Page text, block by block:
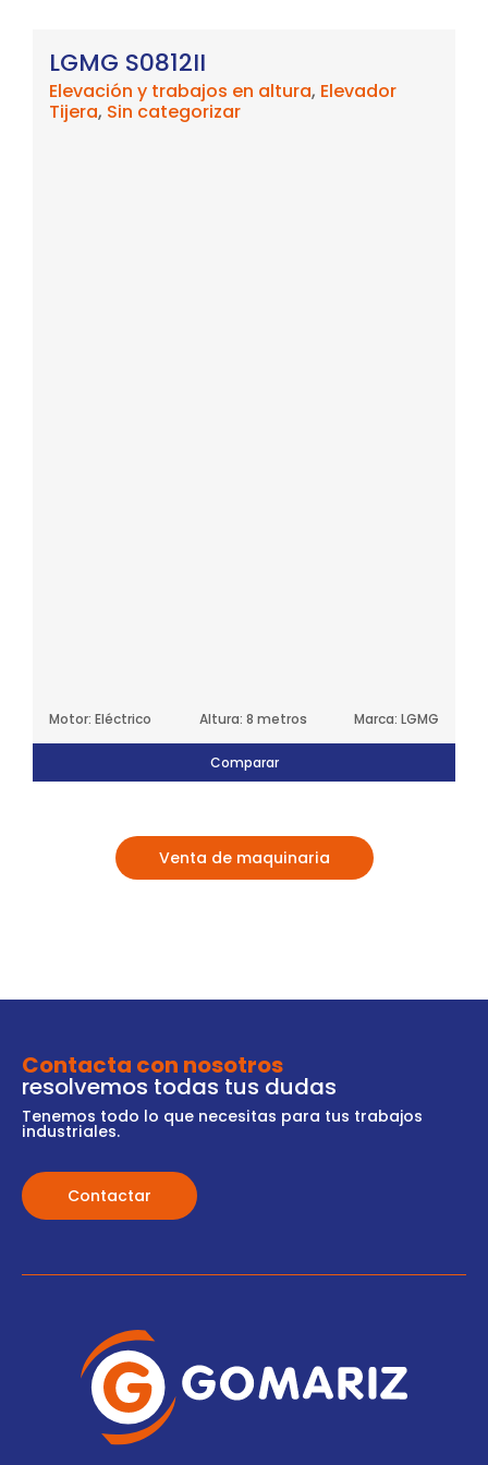
LGMG S0812II
Elevación y trabajos en altura, Elevador
Tijera, Sin categorizar
Motor: Eléctrico Altura: 8 metros Marca: LGMG
Comparar
Venta de maquinaria
Contacta con nosotros
resolvemos todas tus dudas
Tenemos todo lo que necesitas para tus trabajos
industriales.
Contactar